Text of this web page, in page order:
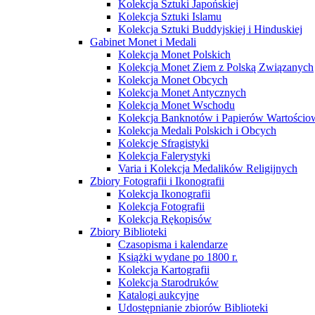
Kolekcja Sztuki Japońskiej
Kolekcja Sztuki Islamu
Kolekcja Sztuki Buddyjskiej i Hinduskiej
Gabinet Monet i Medali
Kolekcja Monet Polskich
Kolekcja Monet Ziem z Polską Związanych
Kolekcja Monet Obcych
Kolekcja Monet Antycznych
Kolekcja Monet Wschodu
Kolekcja Banknotów i Papierów
Kolekcja Medali Polskich i Obcych
Kolekcje Sfragistyki
Kolekcja Falerystyki
Varia i Kolekcja Medalików Religijnych
Zbiory Fotografii i Ikonografii
Kolekcja Ikonografii
Kolekcja Fotografii
Kolekcja Rękopisów
Zbiory Biblioteki
Czasopisma i kalendarze
Książki wydane po 1800 r.
Kolekcja Kartografii
Kolekcja Starodruków
Katalogi aukcyjne
Udostępnianie zbiorów Biblioteki